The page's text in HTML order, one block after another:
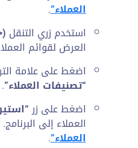
العملاء”.
استخدم زري التنقل
العرض لقوائم
اضغط على علامة
“تصنيفات العملاء”.
اضغط على زر
العملاء إلى
العملاء”.